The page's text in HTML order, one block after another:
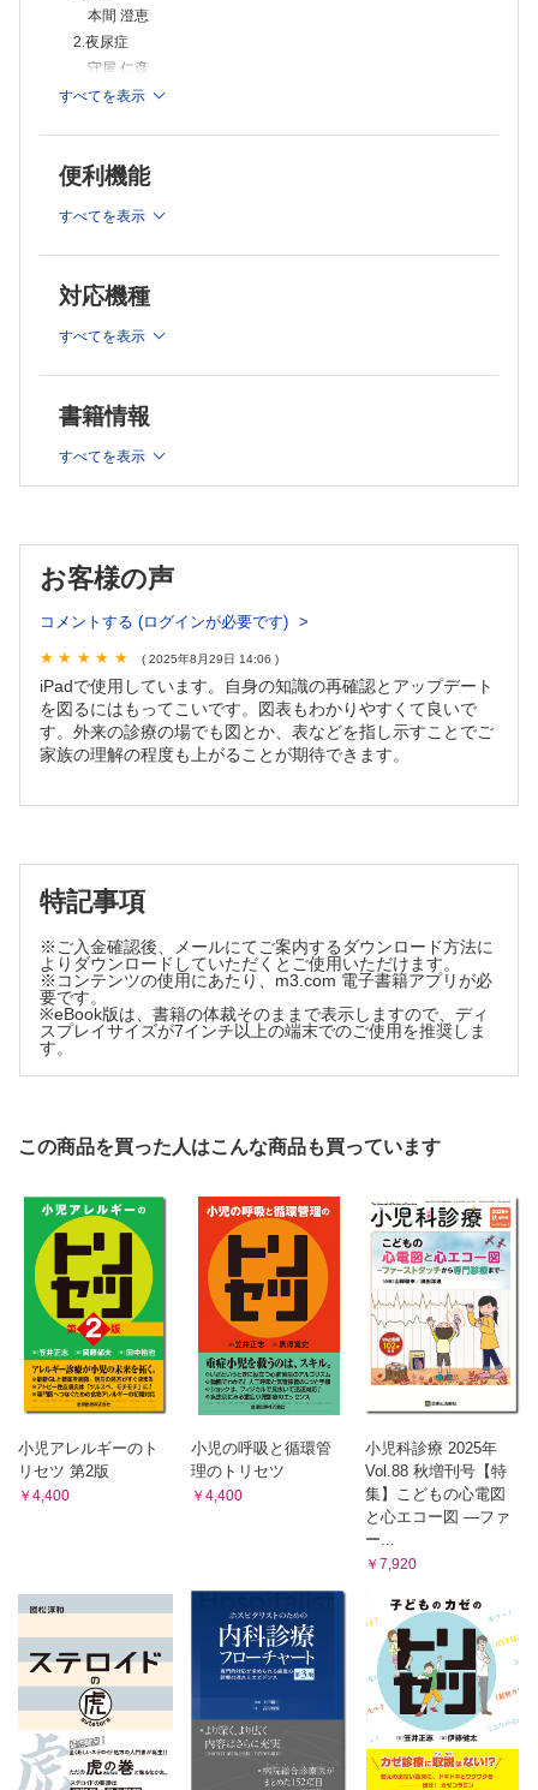
本間 澄恵
2.夜尿症
守屋 仁彦
3.尿失禁
澁谷 聡一
杉多 良文
6.精巣水瘤・精索水瘤
此元 竜雄
7.精索静脈瘤
兼松 明弘
9.二分脊椎・神経因性膀胱
10.急性陰嚢症
浅沼 宏
金子 一成
綜説
岩永 賢司
社会小児科学
「患者の意思」について患者の視点から再考する
兼児 敏浩
症例
呼吸器 日本医科大学小児科学教室
①若年者における鼻腔上皮のトランスクリプトームプロファイ
②新生児の緊急気管挿管におけるビデオ喉頭鏡の有効性：無作
為化比較試験
③RS ウイルス感染症に対する経口F 蛋白阻害薬Ziresovir の有
効性：第Ⅲ相無作為化比較試験
果：多施設症例対照研究
すべてを表示
便利機能
すべてを表示
対応機種
すべてを表示
書籍情報
すべてを表示
お客様の声
コメントする (ログインが必要です)
( 2025年8月29日 14:06 )
iPadで使用しています。自身の知識の再確認とアップデート
を図るにはもってこいです。図表もわかりやすくて良いで
す。外来の診療の場でも図とか、表などを指し示すことでご
家族の理解の程度も上がることが期待できます。
特記事項
※ご入金確認後、メールにてご案内するダウンロード方法に
よりダウンロードしていただくとご使用いただけます。
※コンテンツの使用にあたり、m3.com 電子書籍アプリが必
要です。
※eBook版は、書籍の体裁そのままで表示しますので、ディ
スプレイサイズが7インチ以上の端末でのご使用を推奨しま
す。
この商品を買った人はこんな商品も買っています
小児アレルギーのト
リセツ 第2版
￥4,400
小児の呼吸と循環管
理のトリセツ
￥4,400
小児科診療 2025年
Vol.88 秋増刊号【特
集】こどもの心電図
と心エコー図 ―ファ
ー...
￥7,920